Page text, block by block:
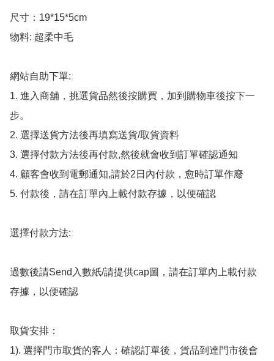
尺寸：19*15*5cm
物料: 超柔中毛
網站自助下單:
1. 進入商舖，挑選貨品然後按購買，加到購物車後按下一
步。
2. 選擇送貨方法後再填寫送貨/取貨資料
3. 選擇付款方法後再付款,然後就會收到訂單確認通知
4. 顧客會收到電郵通知,請於2日內付款，愈時訂單作廢
5. 付款後，請在訂單內上載付款存據，以便確認
選擇付款方法:
過數後請Send入數紙/請提供cap圖，請在訂單內上載付款
存據，以便確認
取貨安排：
1). 選擇門市取貨的客人：確認訂單後，貨品到達門市後會